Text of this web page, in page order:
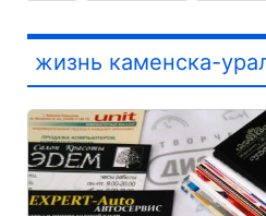
жизнь каменска-